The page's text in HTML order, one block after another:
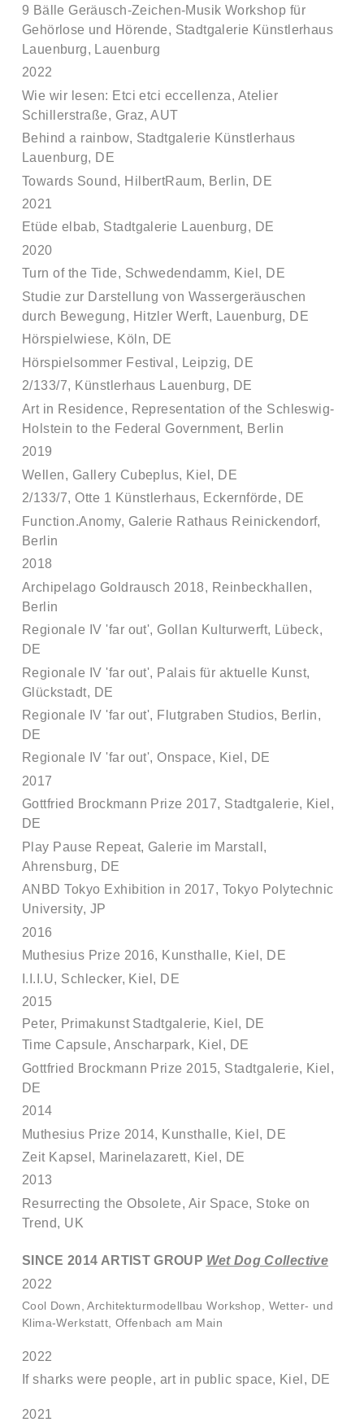
9 Bälle Geräusch-Zeichen-Musik Workshop für
Gehörlose und Hörende, Stadtgalerie Künstlerhaus
Lauenburg, Lauenburg
2022
Wie wir lesen: Etci etci eccellenza, Atelier
Schillerstraße, Graz, AUT
Behind a rainbow, Stadtgalerie Künstlerhaus
Lauenburg, DE
Towards Sound, HilbertRaum, Berlin, DE
2021
Etüde elbab, Stadtgalerie Lauenburg, DE
2020
Turn of the Tide, Schwedendamm, Kiel, DE
Studie zur Darstellung von Wassergeräuschen
durch Bewegung, Hitzler Werft, Lauenburg, DE
Hörspielwiese, Köln, DE
Hörspielsommer Festival, Leipzig, DE
2/133/7, Künstlerhaus Lauenburg, DE
Art in Residence, Representation of the Schleswig-
Holstein to the Federal Government, Berlin
2019
Wellen, Gallery Cubeplus, Kiel, DE
2/133/7, Otte 1 Künstlerhaus, Eckernförde, DE
Function.Anomy, Galerie Rathaus Reinickendorf,
Berlin
2018
Archipelago Goldrausch 2018, Reinbeckhallen,
Berlin
Regionale IV 'far out', Gollan Kulturwerft, Lübeck,
DE
Regionale IV 'far out', Palais für aktuelle Kunst,
Glückstadt, DE
Regionale IV 'far out', Flutgraben Studios, Berlin,
DE
Regionale IV 'far out', Onspace, Kiel, DE
2017
Gottfried Brockmann Prize 2017, Stadtgalerie, Kiel ,
DE
Play Pause Repeat, Galerie im Marstall,
Ahrensburg, DE
ANBD Tokyo Exhibition in 2017, Tokyo Polytechnic
University, JP
2016
Muthesius Prize 2016, Kunsthalle, Kiel, DE
I.I.I.U, Schlecker, Kiel, DE
2015
Peter, Primakunst Stadtgalerie, Kiel, DE
Time Capsule, Anscharpark, Kiel, DE
Gottfried Brockmann Prize 2015, Stadtgalerie, Kiel,
DE
2014
Muthesius Prize 2014, Kunsthalle, Kiel, DE
Zeit Kapsel, Marinelazarett, Kiel, DE
2013
Resurrecting the Obsolete, Air Space, Stoke on
Trend, UK
SINCE 2014 ARTIST GROUP Wet Dog Collective
2022
Cool Down, Architekturmodellbau Workshop, Wetter- und
Klima-Werkstatt, Offenbach am Main
2022
If sharks were people, art in public space, Kiel, DE
2021